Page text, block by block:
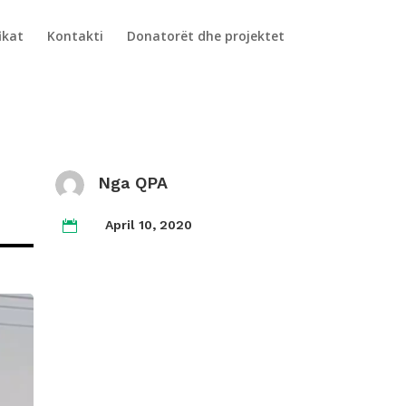
Kontakti Donatorët dhe projektet
Nga QPA
 April 10, 2020